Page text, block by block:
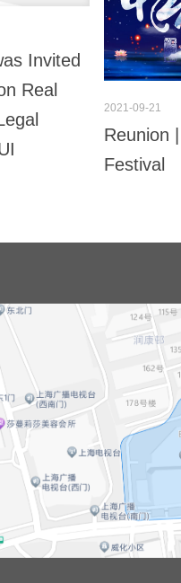
Invited
Real
2021-09-21
Reunion
Festival